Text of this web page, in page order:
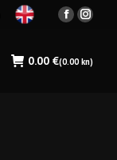
Facebook
in
in
0.00 €(0.00 kn)